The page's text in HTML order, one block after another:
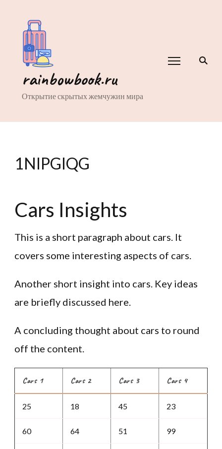
rainbowbook.ru
Открытие скрытых жемчужин мира
1NIPGIQG
Cars Insights
This is a short paragraph about cars. It
covers some interesting aspects of cars.
Another short insight into cars. Key ideas
are briefly discussed here.
A concluding thought about cars to round
off the content.
Cars 1 Cars 2 Cars 3 Cars 4
25 18 45 23
60 64 51 99